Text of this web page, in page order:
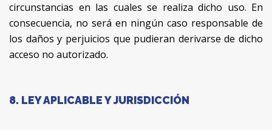
circunstancias en las cuales se realiza dicho uso. En
consecuencia, no será en ningún caso responsable de
los daños y perjuicios que pudieran derivarse de dicho
acceso no autorizado.
8. LEY APLICABLE Y JURISDICCIÓN